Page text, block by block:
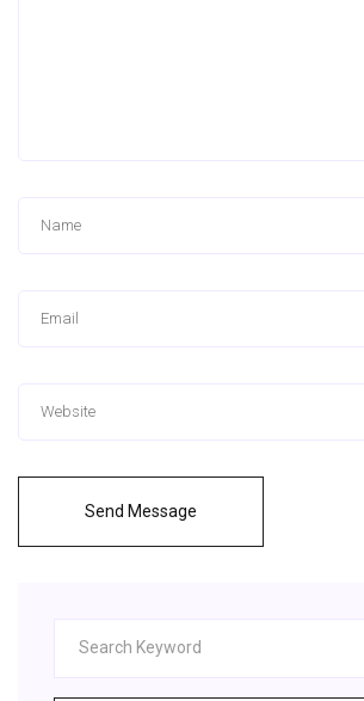
Send Message